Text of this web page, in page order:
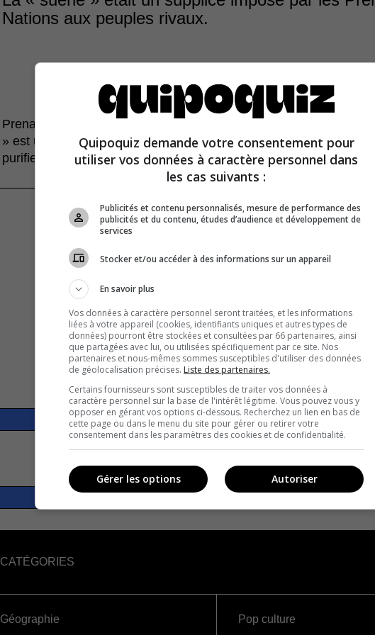
Nations aux peuples rivaux.
Prenant place dans une loge, une tente ou une hutte à sudation,
» est un rituel pratiqué par les Premières Nations. Elle sert
purifier le corps et l’esprit.
CATÉGORIES
Géographie
Pop culture
Quipoquiz demande votre consentement pour
utiliser vos données à caractère personnel dans
les cas suivants :
Publicités et contenu personnalisés, mesure de performance des
publicités et du contenu, études d’audience et développement de
services
Stocker et/ou accéder à des informations sur un appareil
En savoir plus
Vos données à caractère personnel seront traitées, et les informations
liées à votre appareil (cookies, identifiants uniques et autres types de
données) pourront être stockées et consultées par 66 partenaires, ainsi
que partagées avec lui, ou utilisées spécifiquement par ce site. Nos
partenaires et nous-mêmes sommes susceptibles d'utiliser des données
de géolocalisation précises. Liste des partenaires.
Certains fournisseurs sont susceptibles de traiter vos données à
caractère personnel sur la base de l'intérêt légitime. Vous pouvez vous y
opposer en gérant vos options ci-dessous. Recherchez un lien en bas de
cette page ou dans le menu du site pour gérer ou retirer votre
consentement dans les paramètres des cookies et de confidentialité.
Autoriser
Gérer les options